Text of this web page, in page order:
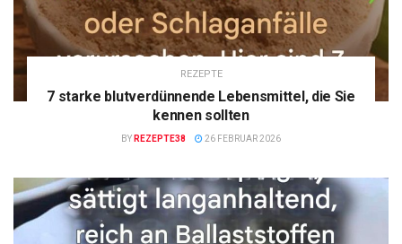
REZEPTE
7 starke blutverdünnende Lebensmittel, die Sie
kennen sollten
BY REZEPTE38 26 FEBRUAR 2026